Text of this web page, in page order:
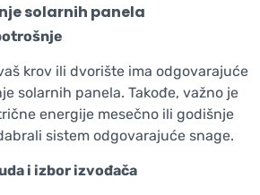
solarnih panela
krov ili dvorište ima odgovarajuće
solarnih panela. Takođe, važno je
energije mesečno ili godišnje
sistem odgovarajuće snage.
i izbor izvođača